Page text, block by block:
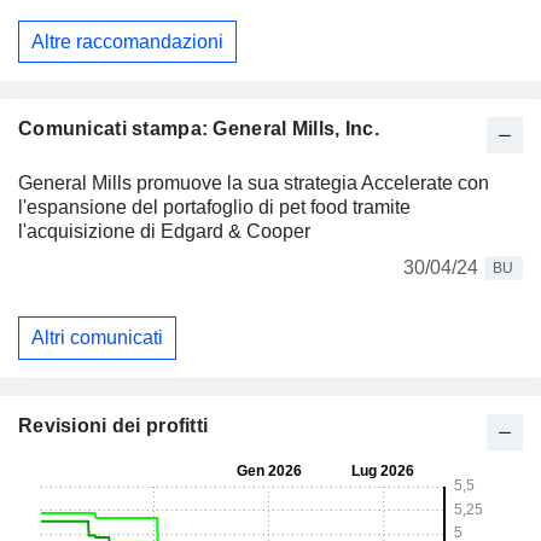
Altre raccomandazioni
Comunicati stampa: General Mills, Inc.
General Mills promuove la sua strategia Accelerate con
l'espansione del portafoglio di pet food tramite
l'acquisizione di Edgard & Cooper
30/04/24
BU
Altri comunicati
Revisioni dei profitti